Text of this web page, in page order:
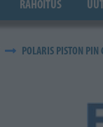
RAHOITUS
POLARIS PISTON PIN